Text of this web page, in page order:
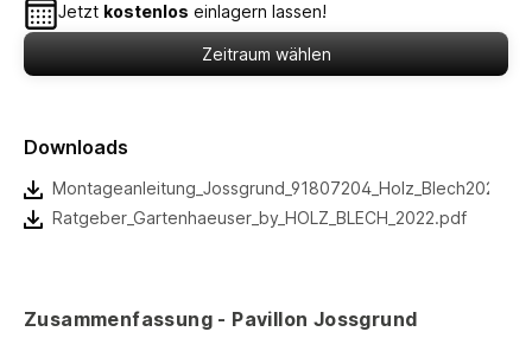
Jetzt kostenlos einlagern lassen!
Zeitraum wählen
Downloads
Ratgeber_Gartenhaeuser_by_HOLZ_BLECH_2022.pdf
Zusammenfassung - Pavillon Jossgrund